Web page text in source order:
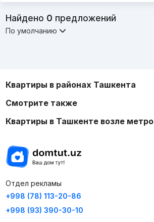
Найдено 0 предложений
По умолчанию
Квартиры в районах Ташкента
Смотрите также
Квартиры в Ташкенте возле метро
Отдел рекламы
+998 (78) 113-20-86
+998 (93) 390-30-10